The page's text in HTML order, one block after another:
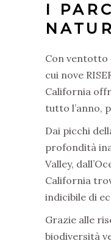
I
Con ventotto
cui nove
California
tutto l’anno,
Dai picchi
profondità
Valley,
California
indicibile di
Grazie alle
biodiversità